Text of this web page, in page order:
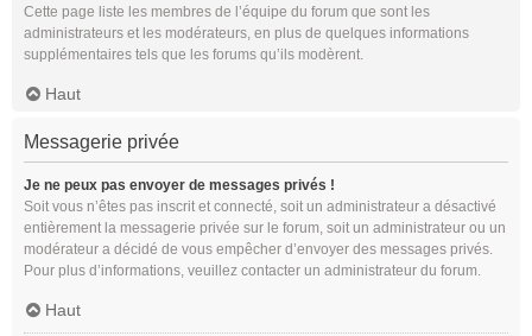
Cette page liste les membres de l’équipe du forum que sont les
administrateurs et les modérateurs, en plus de quelques informations
supplémentaires tels que les forums qu’ils modèrent.
Haut
Messagerie privée
Je ne peux pas envoyer de messages privés !
Soit vous n’êtes pas inscrit et connecté, soit un administrateur a désactivé
entièrement la messagerie privée sur le forum, soit un administrateur ou un
modérateur a décidé de vous empêcher d’envoyer des messages privés.
Pour plus d’informations, veuillez contacter un administrateur du forum.
Haut